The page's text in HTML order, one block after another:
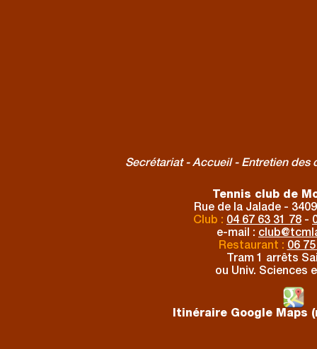
Secrétariat - Accueil - Entretien des
Tennis club de
Rue de la Jalade -
Club : 04 67 63 31 78 -
e-mail : club@
Restaurant :06
Tram 1 arrêts
ou Univ. Sciences
Itinéraire Google Maps